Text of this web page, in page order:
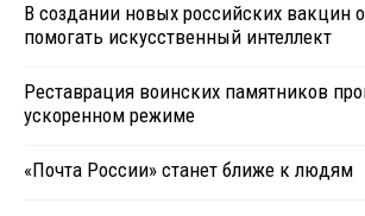
В создании новых российских вакцин
помогать искусственный интеллект
Реставрация воинских памятников
ускоренном режиме
«Почта России» станет ближе к людям